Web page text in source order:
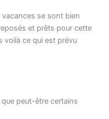
vacances se sont bien
et prêts pour cette
voilà ce qui est prévu
que peut-être certains